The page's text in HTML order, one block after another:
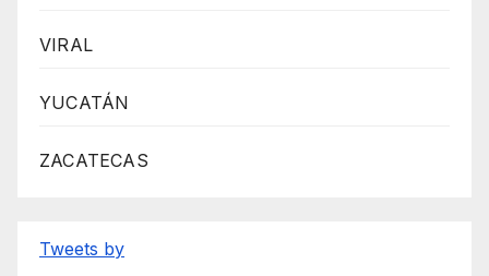
VIRAL
YUCATÁN
ZACATECAS
Tweets by